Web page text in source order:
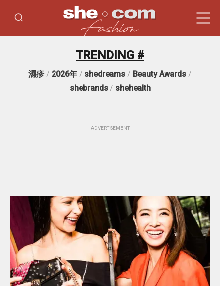
TRENDING #
濕疹 / 2026年 / shedreams / Beauty Awards /
shebrands/ shehealth
ADVERTISEMENT